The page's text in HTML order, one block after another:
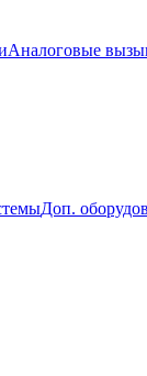
Аналоговые
Доп.